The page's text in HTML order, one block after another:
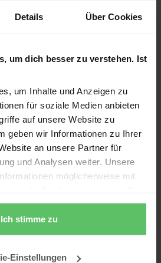
Details Über Cookies
um dich besser zu verstehen. Ist
um Inhalte und Anzeigen zu
für soziale Medien anbieten
auf unsere Website zu
geben wir Informationen zu Ihrer
an unsere Partner für
und Analysen weiter. Unsere
möglicherweise mit
Ihrer Nutzung der Dienste
Ich stimme zu
Einstellungen
über die Transformation
für dich, wenn du als IT-
in einem
Reporting-
und einen klaren, risikoarmen
Systeme abzulösen und eine
BI-Plattform aufzubauen.